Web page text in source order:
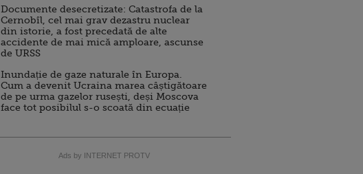
Documente desecretizate: Catastrofa de la
Cernobîl, cel mai grav dezastru nuclear
din istorie, a fost precedată de alte
accidente de mai mică amploare, ascunse
de URSS
Inundație de gaze naturale în Europa.
Cum a devenit Ucraina marea câștigătoare
de pe urma gazelor rusești, deși Moscova
face tot posibilul s-o scoată din ecuație
Ads by INTERNET PROTV